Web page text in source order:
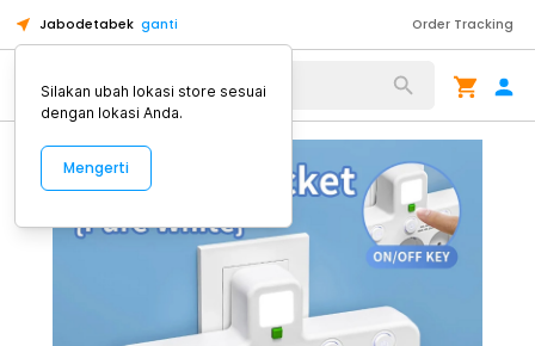
Jabodetabek ganti Order Tracking
Alat Kopi
Silakan ubah lokasi store sesuai
dengan lokasi Anda.
Mengerti